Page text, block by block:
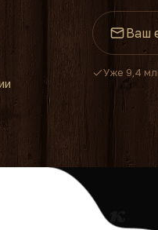
Уже 9,4